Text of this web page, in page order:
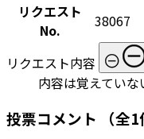
リクエスト
No.
38067
リクエスト内容
内容は覚えてい
投票コメント （全1